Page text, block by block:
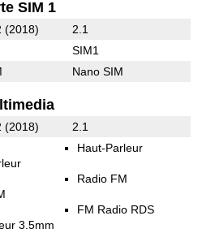
SIM 1
(2018) 2.1
SIM1
Nano SIM
(2018) 2.1
3.5mm
Haut-Parleur
Radio FM
FM Radio RDS